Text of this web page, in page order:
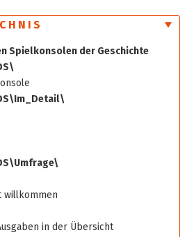
Spielkonsolen der Geschichte
willkommen
in der Übersicht